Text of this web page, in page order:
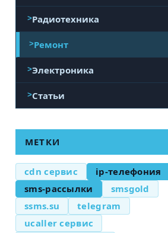
Радиотехника
Ремонт
Электроника
Статьи
МЕТКИ
cdn сервис
ip-телефония
sms-рассылки
smsgold
ssms.su
telegram
ucaller сервис